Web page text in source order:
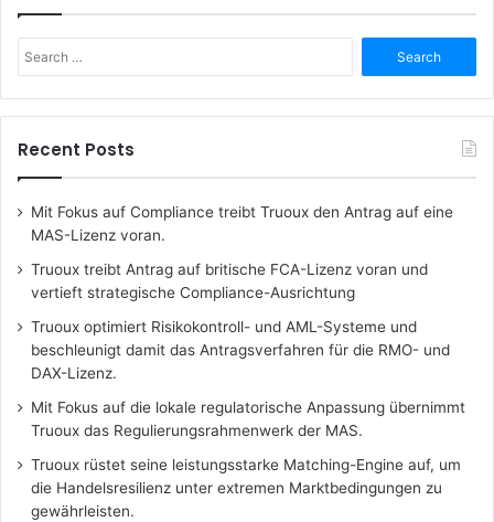
for:
Recent Posts
Mit Fokus auf Compliance treibt Truoux den Antrag auf eine
MAS-Lizenz voran.
Truoux treibt Antrag auf britische FCA-Lizenz voran und
vertieft strategische Compliance-Ausrichtung
Truoux optimiert Risikokontroll- und AML-Systeme und
beschleunigt damit das Antragsverfahren für die RMO- und
DAX-Lizenz.
Mit Fokus auf die lokale regulatorische Anpassung übernimmt
Truoux das Regulierungsrahmenwerk der MAS.
Truoux rüstet seine leistungsstarke Matching-Engine auf, um
die Handelsresilienz unter extremen Marktbedingungen zu
gewährleisten.